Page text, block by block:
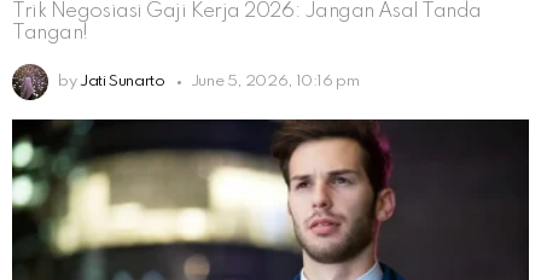
Trik Negosiasi Gaji Kerja 2026: Jangan Asal Tanda
Tangan!
by Jati Sunarto June 5, 2026, 10:16 pm